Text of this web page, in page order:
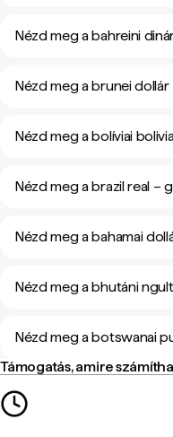
Nézd meg a bahreini
Nézd meg a brunei
Nézd meg a bolíviai
Nézd meg a brazil real –
Nézd meg a bahamai
Nézd meg a bhutáni
Nézd meg a botswanai
Támogatás, amire